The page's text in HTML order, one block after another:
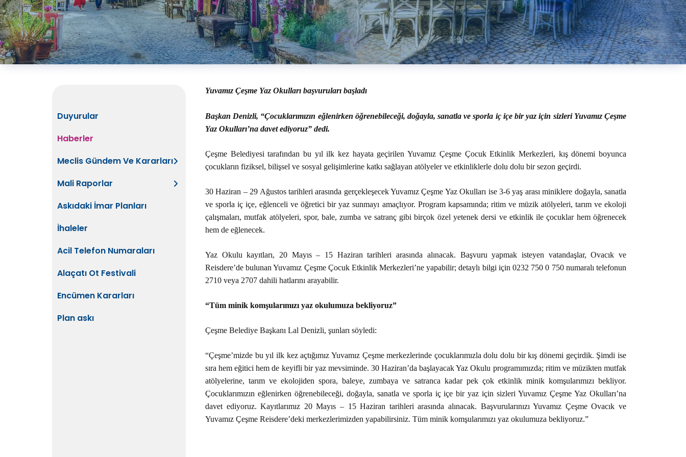
Duyurular
Haberler
Meclis Gündem Ve Kararları
Mali Raporlar
Askıdaki İmar Planları
İhaleler
Acil Telefon Numaraları
Alaçatı Ot Festivali
Encümen Kararları
Plan askı
Yuvamız Çeşme Yaz Okulları başvuruları başladı
Başkan Denizli, “Çocuklarımızın eğlenirken öğrenebileceği, doğayla, sanatla ve sporla iç içe bir yaz için sizleri Yuvamız Çeşme
Yaz Okulları’na davet ediyoruz” dedi.
Çeşme Belediyesi tarafından bu yıl ilk kez hayata geçirilen Yuvamız Çeşme Çocuk Etkinlik Merkezleri, kış dönemi boyunca
çocukların fiziksel, bilişsel ve sosyal gelişimlerine katkı sağlayan atölyeler ve etkinliklerle dolu dolu bir sezon geçirdi.
30 Haziran – 29 Ağustos tarihleri arasında gerçekleşecek Yuvamız Çeşme Yaz Okulları ise 3-6 yaş arası miniklere doğayla, sanatla
ve sporla iç içe, eğlenceli ve öğretici bir yaz sunmayı amaçlıyor. Program kapsamında; ritim ve müzik atölyeleri, tarım ve ekoloji
çalışmaları, mutfak atölyeleri, spor, bale, zumba ve satranç gibi birçok özel yetenek dersi ve etkinlik ile çocuklar hem öğrenecek
hem de eğlenecek.
Yaz Okulu kayıtları, 20 Mayıs – 15 Haziran tarihleri arasında alınacak. Başvuru yapmak isteyen vatandaşlar, Ovacık ve
Reisdere’de bulunan Yuvamız Çeşme Çocuk Etkinlik Merkezleri’ne yapabilir; detaylı bilgi için 0232 750 0 750 numaralı telefonun
2710 veya 2707 dahili hatlarını arayabilir.
“Tüm minik komşularımızı yaz okulumuza bekliyoruz”
Çeşme Belediye Başkanı Lal Denizli, şunları söyledi:
“Çeşme’mizde bu yıl ilk kez açtığımız Yuvamız Çeşme merkezlerinde çocuklarımızla dolu dolu bir kış dönemi geçirdik. Şimdi ise
sıra hem eğitici hem de keyifli bir yaz mevsiminde. 30 Haziran’da başlayacak Yaz Okulu programımızda; ritim ve müzikten mutfak
atölyelerine, tarım ve ekolojiden spora, baleye, zumbaya ve satranca kadar pek çok etkinlik minik komşularımızı bekliyor.
Çocuklarımızın eğlenirken öğrenebileceği, doğayla, sanatla ve sporla iç içe bir yaz için sizleri Yuvamız Çeşme Yaz Okulları’na
davet ediyoruz. Kayıtlarımız 20 Mayıs – 15 Haziran tarihleri arasında alınacak. Başvurularınızı Yuvamız Çeşme Ovacık ve
Yuvamız Çeşme Reisdere’deki merkezlerimizden yapabilirsiniz. Tüm minik komşularımızı yaz okulumuza bekliyoruz.”